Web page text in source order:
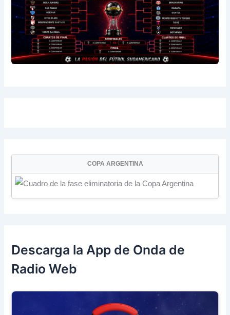
COPA ARGENTINA
Descarga la App de Onda de
Radio Web